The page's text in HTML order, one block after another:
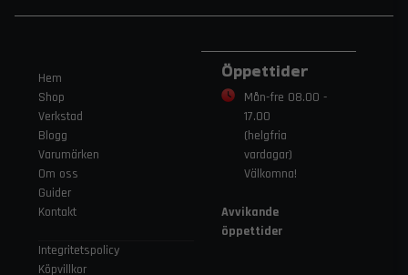
Hem
Shop
Verkstad
Blogg
Varumärken
Om oss
Guider
Kontakt
Integritetspolicy
Köpvillkor
Öppettider
Mån-fre 08.00 -
17.00
(helgfria
vardagar)
Välkomna!
Avvikande
öppettider